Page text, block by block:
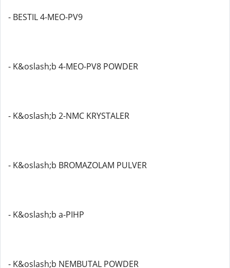
- BESTIL 4-MEO-PV9
- K&oslash;b 4-MEO-PV8 POWDER
- K&oslash;b 2-NMC KRYSTALER
- K&oslash;b BROMAZOLAM PULVER
- K&oslash;b a-PIHP
- K&oslash;b NEMBUTAL POWDER